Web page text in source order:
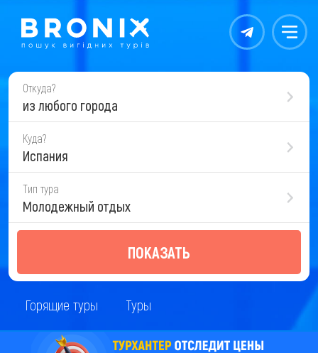
Контакты Меню
Откуда?
из любого города
Куда?
Испания
Тип тура
Молодежный отдых
ПОКАЗАТЬ
Горящие туры Туры